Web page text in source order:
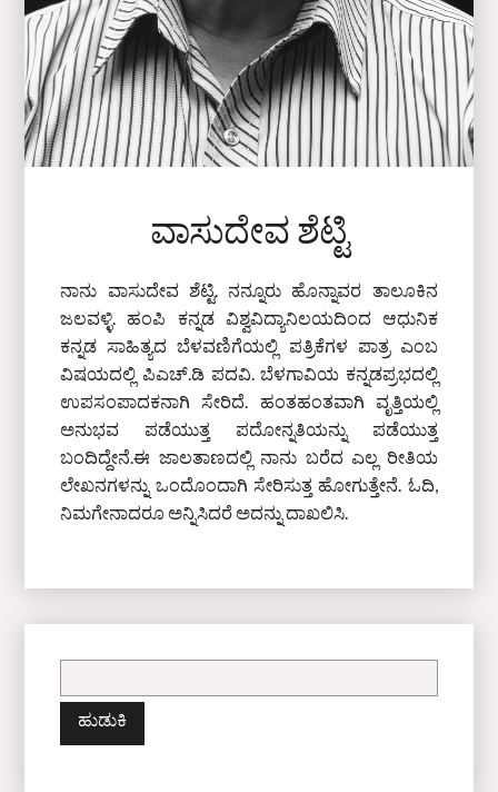
ವಾಸುದೇವ ಶೆಟ್ಟಿ
ನಾನು ವಾಸುದೇವ ಶೆಟ್ಟಿ. ನನ್ನೂರು ಹೊನ್ನಾವರ ತಾಲೂಕಿನ
ಜಲವಳ್ಳಿ. ಹಂಪಿ ಕನ್ನಡ ವಿಶ್ವವಿದ್ಯಾನಿಲಯದಿಂದ ಆಧುನಿಕ
ಕನ್ನಡ ಸಾಹಿತ್ಯದ ಬೆಳವಣಿಗೆಯಲ್ಲಿ ಪತ್ರಿಕೆಗಳ ಪಾತ್ರ ಎಂಬ
ವಿಷಯದಲ್ಲಿ ಪಿಎಚ್‌.ಡಿ ಪದವಿ. ಬೆಳಗಾವಿಯ ಕನ್ನಡಪ್ರಭದಲ್ಲಿ
ಉಪಸಂಪಾದಕನಾಗಿ ಸೇರಿದೆ. ಹಂತಹಂತವಾಗಿ ವೃತ್ತಿಯಲ್ಲಿ
ಅನುಭವ ಪಡೆಯುತ್ತ ಪದೋನ್ನತಿಯನ್ನು ಪಡೆಯುತ್ತ
ಬಂದಿದ್ದೇನೆ.ಈ ಜಾಲತಾಣದಲ್ಲಿ ನಾನು ಬರೆದ ಎಲ್ಲ ರೀತಿಯ
ಲೇಖನಗಳನ್ನು ಒಂದೊಂದಾಗಿ ಸೇರಿಸುತ್ತ ಹೋಗುತ್ತೇನೆ. ಓದಿ,
ನಿಮಗೇನಾದರೂ ಅನ್ನಿಸಿದರೆ ಅದನ್ನು ದಾಖಲಿಸಿ.
ಹುಡುಕಿ: